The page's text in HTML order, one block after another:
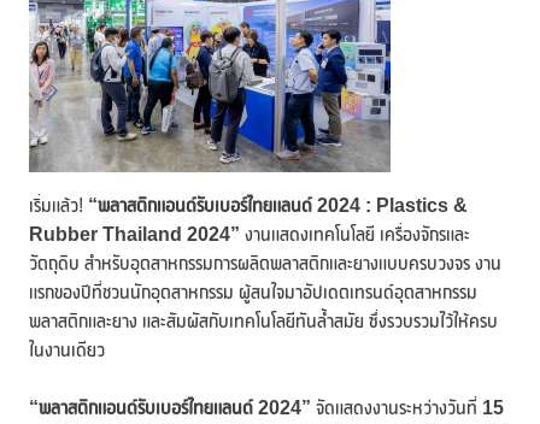
เริ่มแล้ว! “พลาสติกแอนด์รับเบอร์ไทยแลนด์2024 : Plastics &
Rubber Thailand 2024” งานแสดงเทคโนโลยี เครื่องจักรและ
วัตถุดิบ สำหรับอุตสาหกรรมการผลิตพลาสติกและยางแบบครบวงจร งาน
แรกของปีที่ชวนนักอุตสาหกรรม ผู้สนใจมาอัปเดตเทรนด์อุตสาหกรรม
พลาสติกและยาง และสัมผัสกับเทคโนโลยีทันล้ำสมัย ซึ่งรวบรวมไว้ให้ครบ
ในงานเดียว
“พลาสติกแอนด์รับเบอร์ไทยแลนด์2024” จัดแสดงงานระหว่างวันที่ 15